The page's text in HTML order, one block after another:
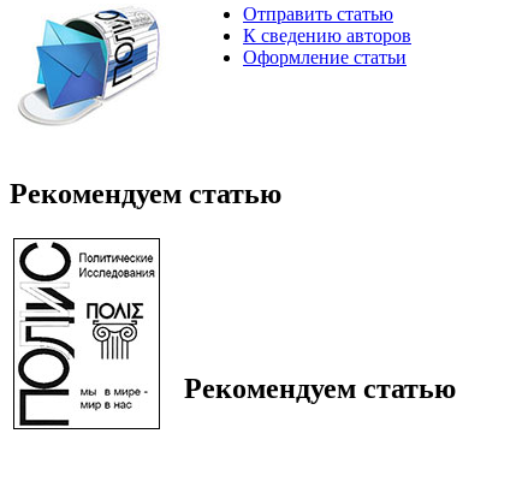
Отправить статью
К сведению авторов
Оформление статьи
Рекомендуем статью
Рекомендуем статью